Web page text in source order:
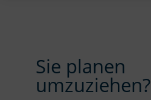
Sie planen
umzuziehen?